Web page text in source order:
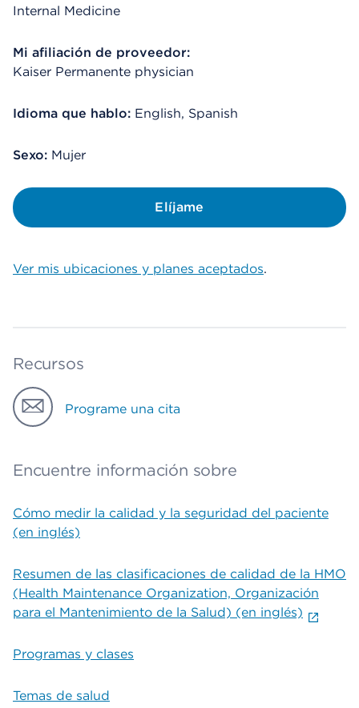
Internal Medicine
Mi afiliación de proveedor:
Kaiser Permanente physician
Idioma que hablo: English, Spanish
Sexo: Mujer
Elíjame
Ver mis ubicaciones y planes aceptados.
Recursos
Programe una cita
Encuentre información sobre
Cómo medir la calidad y la seguridad del paciente
(en inglés)
Resumen de las clasificaciones de calidad de la HMO
(Health Maintenance Organization, Organización
para el Mantenimiento de la Salud) (en inglés)
Programas y clases
Temas de salud